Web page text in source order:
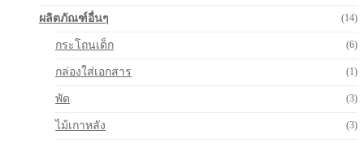
ผลิตภัณฑ์อื่นๆ (14)
กระโถนเด็ก (6)
กล่องใส่เอกสาร (1)
พัด (3)
ไม้เกาหลัง (3)